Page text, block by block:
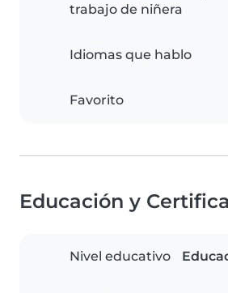
trabajo de niñera
Idiomas que hablo
Favorito
Educación y
Nivel educativo